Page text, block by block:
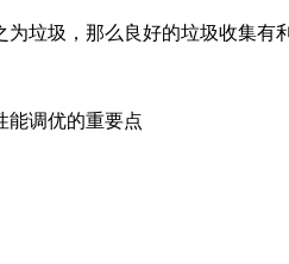
垃圾，那么良好的垃圾收集有
能调优的重要点